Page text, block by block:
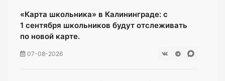
«Карта школьника» в Калининграде: с
1 сентября школьников будут отслеживать
по новой карте.
07-08-2026